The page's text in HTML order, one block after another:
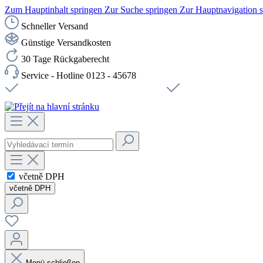
Zum Hauptinhalt springen Zur Suche springen Zur Hauptnavigation
Schneller Versand
Günstige Versandkosten
30 Tage Rückgaberecht
Service - Hotline 0123 - 45678
včetně DPH
včetně DPH